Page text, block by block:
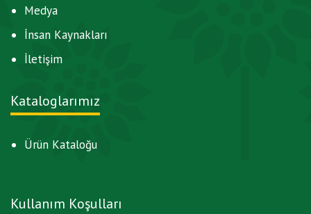
Medya
İnsan Kaynakları
İletişim
Kataloglarımız
Ürün Kataloğu
Kullanım Koşulları